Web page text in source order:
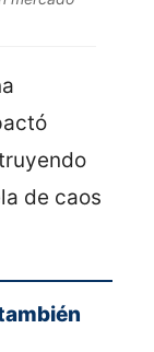
de caos